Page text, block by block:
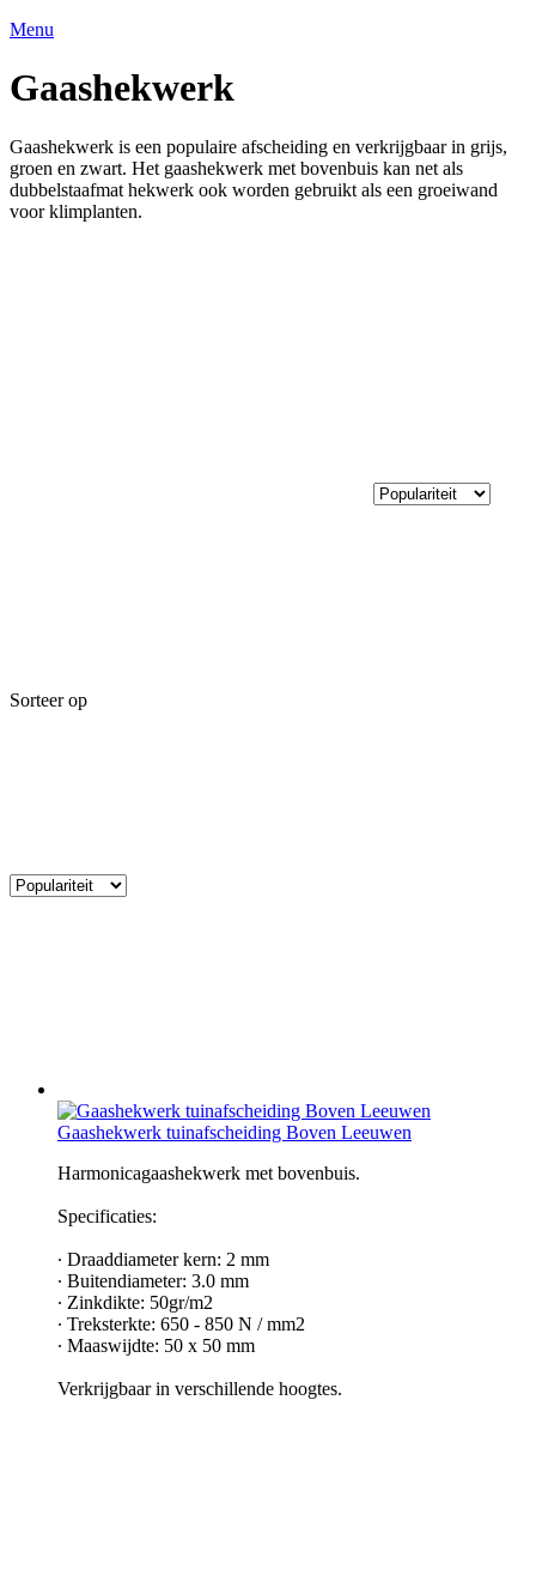
Menu
Gaashekwerk
Gaashekwerk is een populaire afscheiding en verkrijgbaar in grijs,
groen en zwart. Het gaashekwerk met bovenbuis kan net als
dubbelstaafmat hekwerk ook worden gebruikt als een groeiwand
voor klimplanten.
Sorteer op
Gaashekwerk tuinafscheiding Boven Leeuwen
Harmonicagaashekwerk met bovenbuis.
Specificaties:
∙ Draaddiameter kern: 2 mm
∙ Buitendiameter: 3.0 mm
∙ Zinkdikte: 50gr/m2
∙ Treksterkte: 650 - 850 N / mm2
∙ Maaswijdte: 50 x 50 mm
Verkrijgbaar in verschillende hoogtes.